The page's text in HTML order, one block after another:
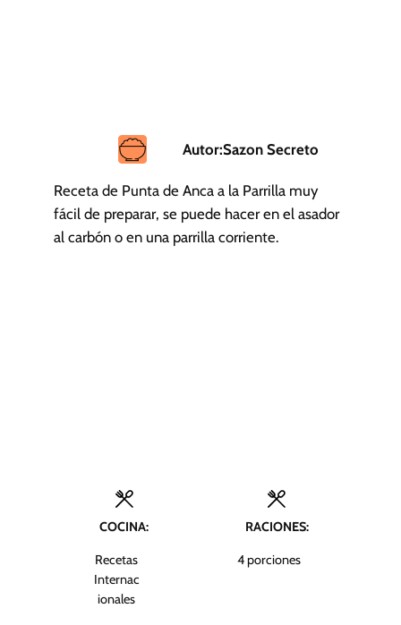
Autor:Sazon Secreto
Receta de Punta de Anca a la Parrilla muy
fácil de preparar, se puede hacer en el asador
al carbón o en una parrilla corriente.
COCINA:
Recetas
Internac
ionales
RACIONES:
4porciones